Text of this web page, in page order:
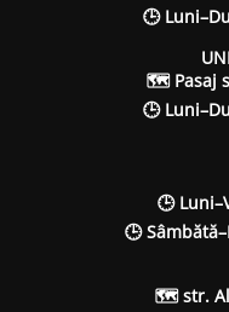
🕒
🗺 Pasaj
🕒
🕒
🕒
🗺 str.